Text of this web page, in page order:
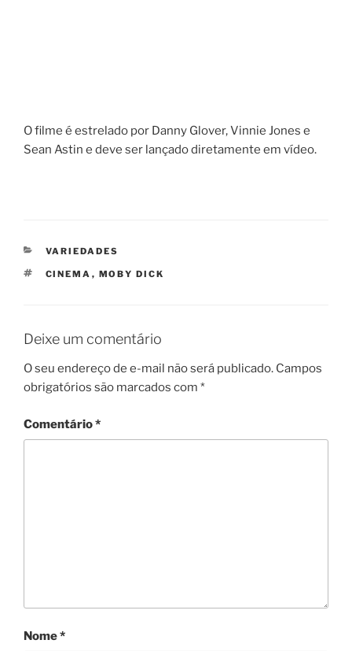
O filme é estrelado por Danny Glover, Vinnie Jones e
Sean Astin e deve ser lançado diretamente em vídeo.
CATEGORIAS
VARIEDADES
TAGS
CINEMA , MOBY DICK
Deixe um comentário
O seu endereço de e-mail não será publicado. Campos
obrigatórios são marcados com *
Comentário*
Nome*